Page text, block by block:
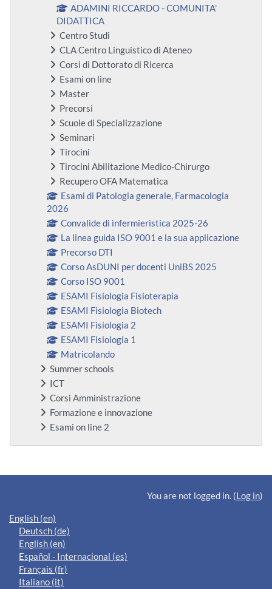
ADAMINI RICCARDO - COMUNITA'
DIDATTICA
Centro Studi
CLA Centro Linguistico di Ateneo
Corsi di Dottorato di Ricerca
Esami on line
Master
Precorsi
Scuole di Specializzazione
Seminari
Tirocini
Tirocini Abilitazione Medico-Chirurgo
Recupero OFA Matematica
Esami di Patologia generale, Farmacologia
2026
Convalide di infermieristica 2025-26
La linea guida ISO 9001 e la sua applicazione
Precorso DTI
Corso AsDUNI per docenti UniBS 2025
Corso ISO 9001
ESAMI Fisiologia Fisioterapia
ESAMI Fisiologia Biotech
ESAMI Fisiologia 2
ESAMI Fisiologia 1
Matricolando
Summer schools
ICT
Corsi Amministrazione
Formazione e innovazione
Esami on line 2
Supplementary blocks
You are not logged in. (Log in)
English ‎(en)‎
Deutsch ‎(de)‎
English ‎(en)‎
Español - Internacional ‎(es)‎
Français ‎(fr)‎
Italiano ‎(it)‎